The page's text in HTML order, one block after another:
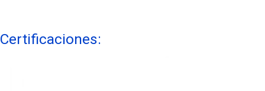
Certificaciones: